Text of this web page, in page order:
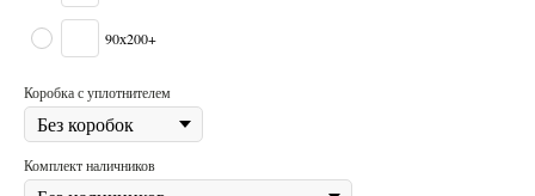
90х200+
Коробка с уплотнителем
Комплект наличников